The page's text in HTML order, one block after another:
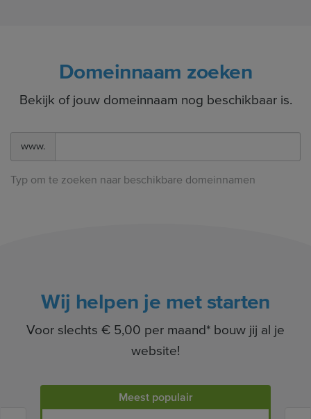
Domeinnaam zoeken
Bekijk of jouw domeinnaam nog beschikbaar is.
www.
Typ om te zoeken naar beschikbare domeinnamen
Wij helpen je met starten
Voor slechts € 5,00 per maand* bouw jij al je
website!
Meest populair